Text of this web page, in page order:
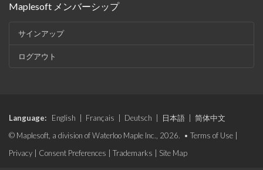
Maplesoft メンバーシップ
サインアップ
ログアウト
Language: English Français Deutsch 日本語
简体中文
© Maplesoft, a division of Waterloo Maple Inc., 2026. • Terms of Use
Privacy
Consent Preferences Trademarks Site Map